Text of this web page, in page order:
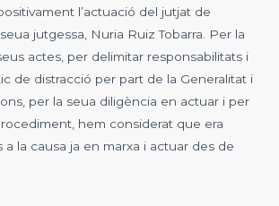
l’actuació del jutjat de
jutgessa, Nuria Ruiz Tobarra. Per la
actes, per delimitar responsabilitats i
de distracció per part de la Generalitat i
per la seua diligència en actuar i per
hem considerat que era
a la causa ja en marxa i actuar des de